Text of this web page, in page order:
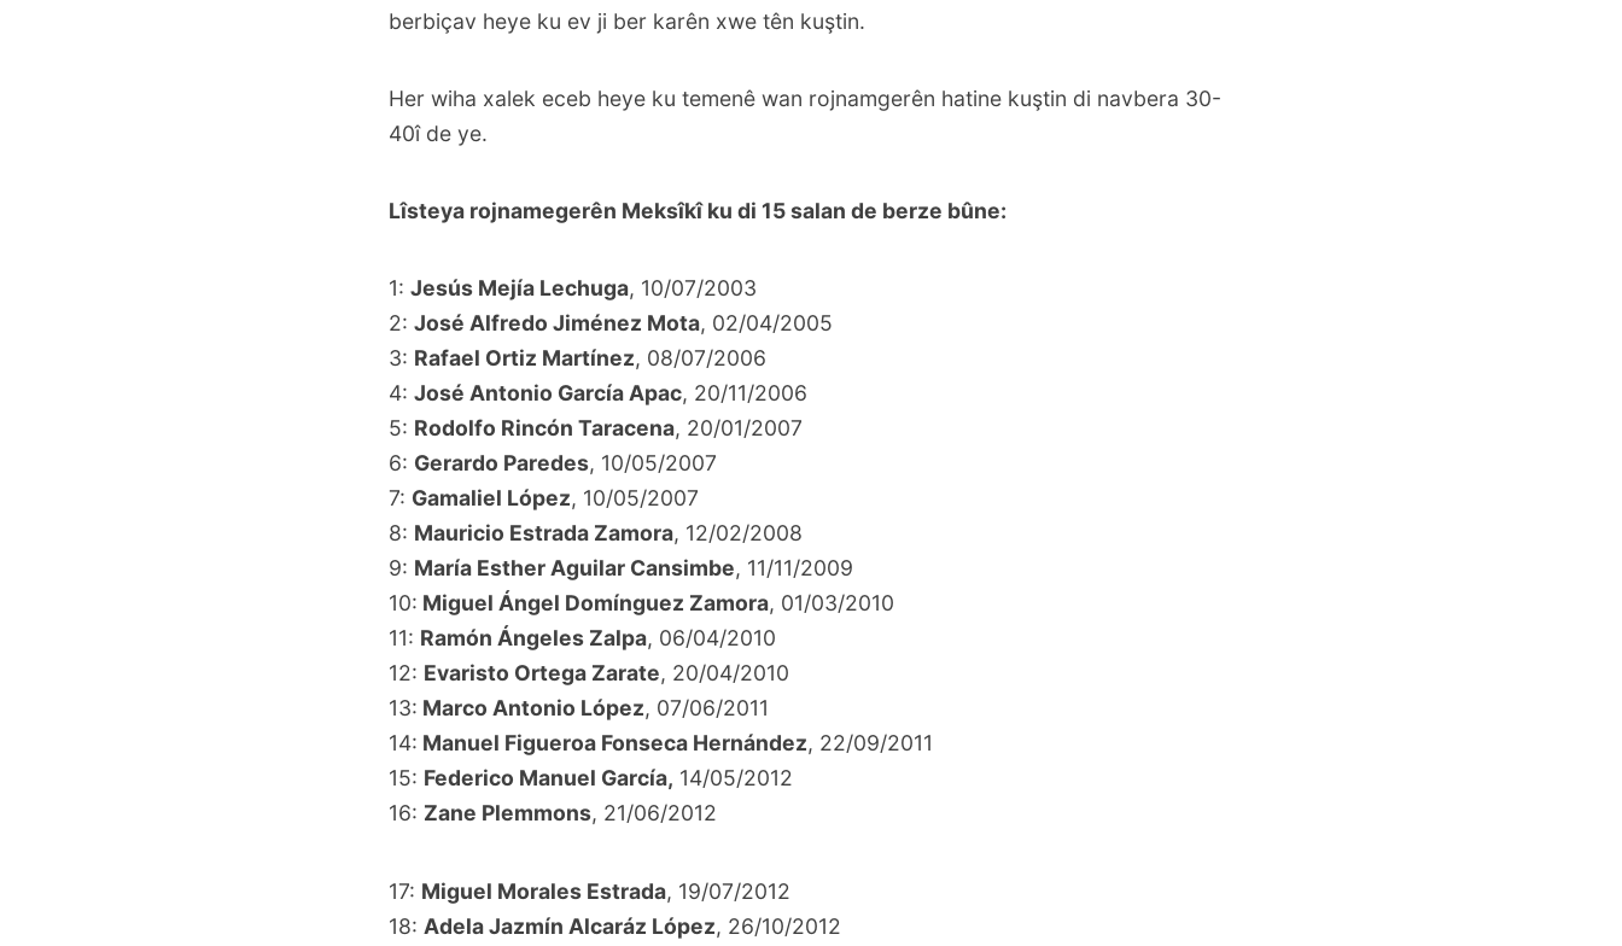
berbiçav heye ku ev ji ber karên xwe tên kuştin.
Her wiha xalek eceb heye ku temenê wan rojnamgerên hatine kuştin di navbera 30-
40î de ye.
Lîsteya rojnamegerên Meksîkî ku di 15 salan de berze bûne:
1: Jesús Mejía Lechuga, 10/07/2003
2: José Alfredo Jiménez Mota, 02/04/2005
3: Rafael Ortiz Martínez, 08/07/2006
4: José Antonio García Apac, 20/11/2006
5: Rodolfo Rincón Taracena, 20/01/2007
6: Gerardo Paredes, 10/05/2007
7: Gamaliel López, 10/05/2007
8: Mauricio Estrada Zamora, 12/02/2008
9: María Esther Aguilar Cansimbe, 11/11/2009
10: Miguel Ángel Domínguez Zamora, 01/03/2010
11: Ramón Ángeles Zalpa, 06/04/2010
12: Evaristo Ortega Zarate, 20/04/2010
13: Marco Antonio López, 07/06/2011
14: Manuel Figueroa Fonseca Hernández, 22/09/2011
15: Federico Manuel García, 14/05/2012
16: Zane Plemmons, 21/06/2012
17: Miguel Morales Estrada, 19/07/2012
18: Adela Jazmín Alcaráz López, 26/10/2012